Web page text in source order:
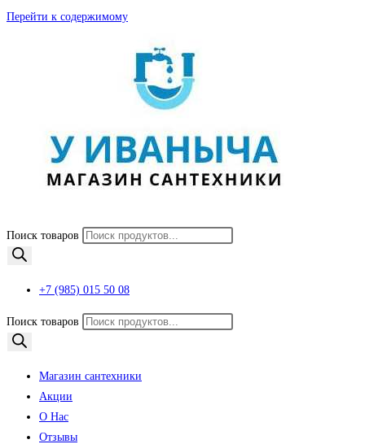
Перейти к содержимому
Поиск товаров
+7 (985) 015 50 08
Поиск товаров
Магазин сантехники
Акции
О Нас
Отзывы